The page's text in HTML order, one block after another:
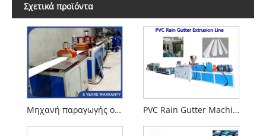
Σχετικά προϊόντα
Μηχανή παραγωγής οροφής οροφής PVC PVC Rain Gutter Machine